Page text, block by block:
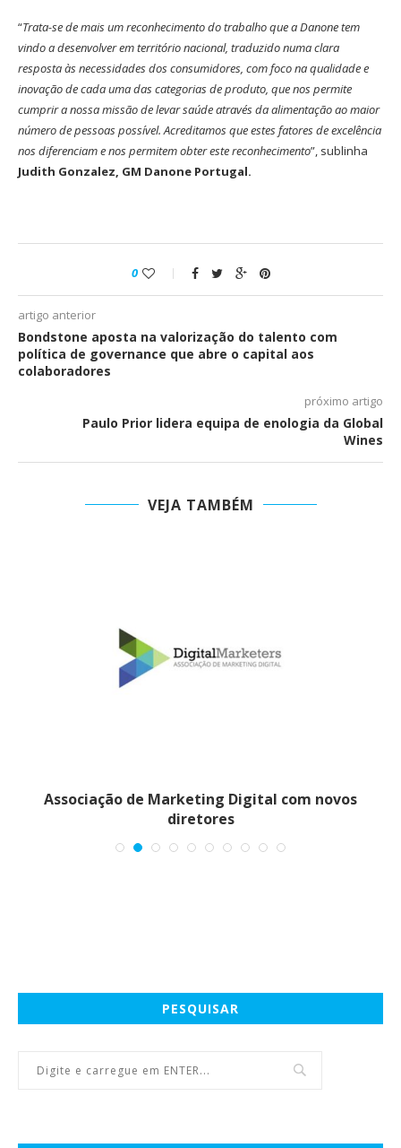
“Trata-se de mais um reconhecimento do trabalho que a Danone tem
vindo a desenvolver em território nacional, traduzido numa clara
resposta às necessidades dos consumidores, com foco na qualidade e
inovação de cada uma das categorias de produto, que nos permite
cumprir a nossa missão de levar saúde através da alimentação ao maior
número de pessoas possível. Acreditamos que estes fatores de excelência
nos diferenciam e nos permitem obter este reconhecimento”, sublinha
Judith Gonzalez, GM Danone Portugal.
0
artigo anterior
Bondstone aposta na valorização do talento com
política de governance que abre o capital aos
colaboradores
próximo artigo
Paulo Prior lidera equipa de enologia da Global
Wines
VEJA TAMBÉM
Associação de Marketing Digital com novos
diretores
PESQUISAR